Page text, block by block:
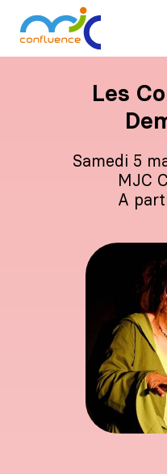
Les
samedi 5
MJC
A